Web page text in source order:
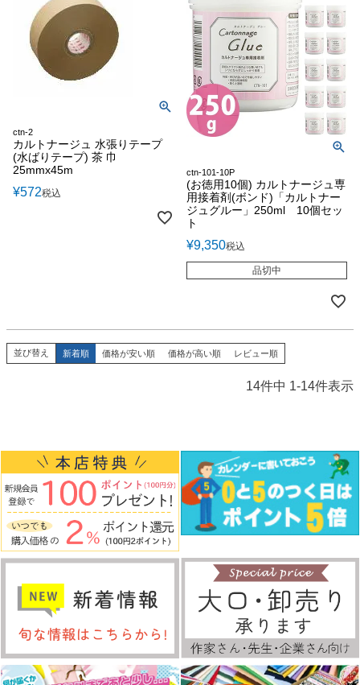
ctn-2
カルトナージュ 水張りテープ
(水ばりテープ) 茶 巾
25mmx45m
¥572税込
ctn-101-10P
(お徳用10個) カルトナージュ専
用接着剤(ボンド)「カルトナー
ジュグルー」250ml 10個セッ
ト
¥9,350税込
品切中
並び替え 新着順 価格が安い順 価格が高い順 レビュー順
14件中 1-14件表示